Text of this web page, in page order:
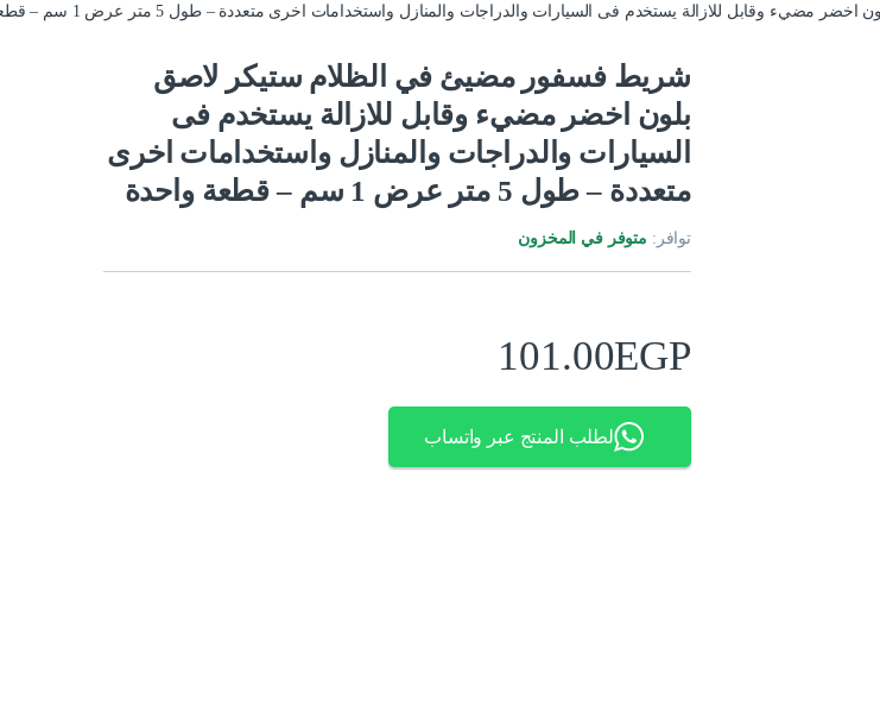
وقابل للازالة يستخدم فى السيارات والدراجات والمنازل واستخدامات اخرى متعددة – طول 5 متر عرض 1 سم – قطعة واحدة
شريط فسفور مضيئ في الظلام ستيكر لاصق
بلون اخضر مضيء وقابل للازالة يستخدم فى
السيارات والدراجات والمنازل واستخدامات اخرى
متعددة – طول 5 متر عرض 1 سم – قطعة واحدة
توافر: متوفر في المخزون
101.00EGP
لطلب المنتج عبر واتساب